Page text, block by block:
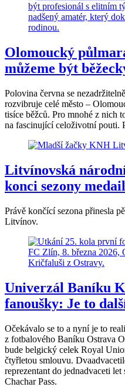
Olomoucký
můžeme být
Polovina června se
rozvibruje celé město –
tisíce běžců. Pro mnohé z nich
na fascinující celoživotní pouti.
Litvínovská
konci sezony
Právě končící sezona přinesla
Litvínov.
Univerzál Baníku
fanoušky: Je to
Očekávalo se to a nyní je to
z fotbalového Baníku Ostrava
bude belgický celek Royal
čtyřletou smlouvu.
reprezentant do jednadvaceti
Chachar Pass.